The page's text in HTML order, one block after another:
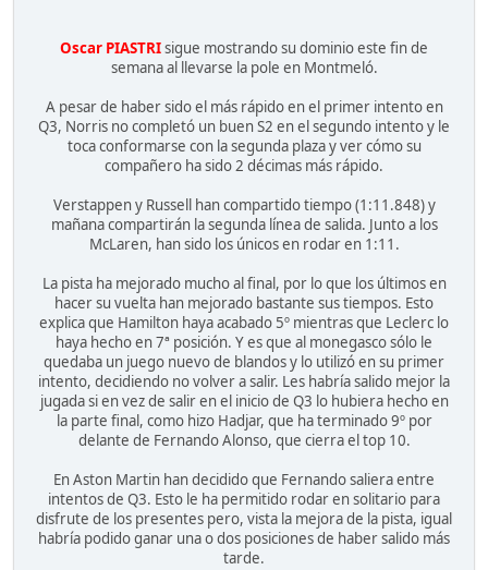
Oscar PIASTRIsigue mostrando su dominio este fin de
semana al llevarse la pole en Montmeló.
A pesar de haber sido el más rápido en el primer intento en
Q3, Norris no completó un buen S2 en el segundo intento y le
toca conformarse con la segunda plaza y ver cómo su
compañero ha sido 2 décimas más rápido.
Verstappen y Russell han compartido tiempo (1:11.848) y
mañana compartirán la segunda línea de salida. Junto a los
McLaren, han sido los únicos en rodar en 1:11.
La pista ha mejorado mucho al final, por lo que los últimos en
hacer su vuelta han mejorado bastante sus tiempos. Esto
explica que Hamilton haya acabado 5º mientras que Leclerc lo
haya hecho en 7ª posición. Y es que al monegasco sólo le
quedaba un juego nuevo de blandos y lo utilizó en su primer
intento, decidiendo no volver a salir. Les habría salido mejor la
jugada si en vez de salir en el inicio de Q3 lo hubiera hecho en
la parte final, como hizo Hadjar, que ha terminado 9º por
delante de Fernando Alonso, que cierra el top 10.
En Aston Martin han decidido que Fernando saliera entre
intentos de Q3. Esto le ha permitido rodar en solitario para
disfrute de los presentes pero, vista la mejora de la pista, igual
habría podido ganar una o dos posiciones de haber salido más
tarde.